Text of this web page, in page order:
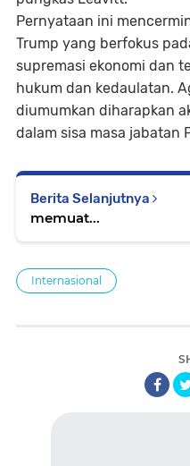
Pernyataan ini
Trump yang berfokus
supremasi ekonomi dan
hukum dan kedaulatan.
diumumkan diharapkan
dalam sisa masa jabatan
Berita Selanjutnya
memuat...
Internasional